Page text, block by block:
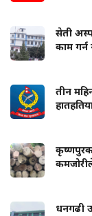
सेती
काम गर्न
तीन
धनगढी